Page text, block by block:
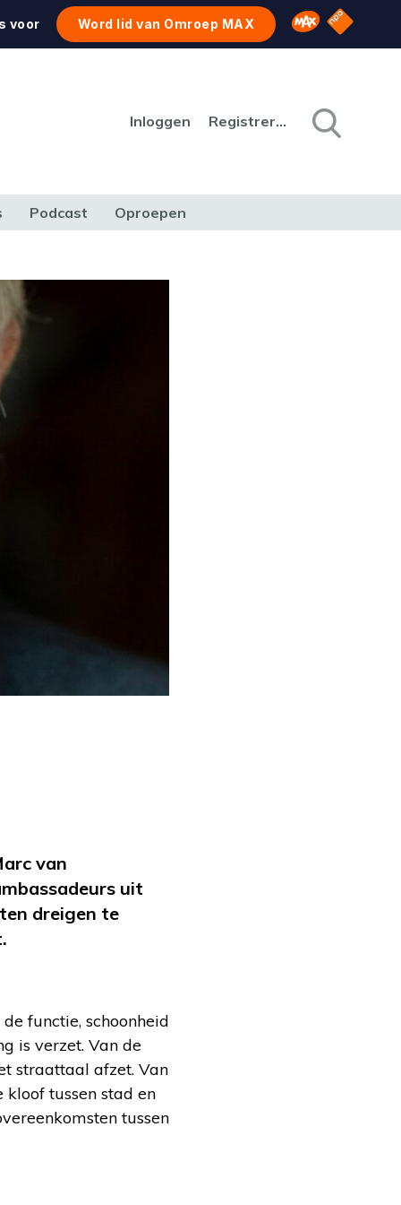
voor Word lid van Omroep MAX Omroep MAX
NPO
Inloggen Registreren
Podcast Oproepen
van
uit
dreigen te
functie, schoonheid
is verzet. Van de
straattaal afzet. Van
kloof tussen stad en
tussen